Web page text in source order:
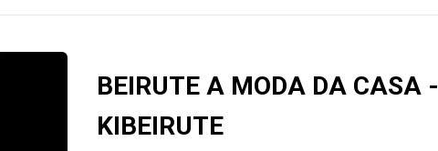
BEIRUTE A MODA DA CASA -
KIBEIRUTE